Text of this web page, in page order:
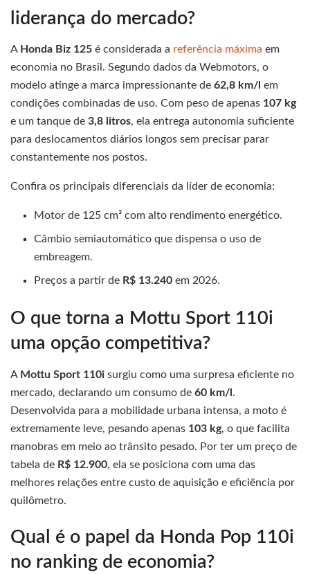
liderança do mercado?
A Honda Biz 125 é considerada a referência máxima em
economia no Brasil. Segundo dados da Webmotors, o
modelo atinge a marca impressionante de 62,8 km/l em
condições combinadas de uso. Com peso de apenas 107 kg
e um tanque de 3,8 litros, ela entrega autonomia suficiente
para deslocamentos diários longos sem precisar parar
constantemente nos postos.
Confira os principais diferenciais da líder de economia:
Motor de 125 cm³ com alto rendimento energético.
Câmbio semiautomático que dispensa o uso de
embreagem.
Preços a partir de R$ 13.240 em 2026.
O que torna a Mottu Sport 110i
uma opção competitiva?
A Mottu Sport 110i surgiu como uma surpresa eficiente no
mercado, declarando um consumo de 60 km/l .
Desenvolvida para a mobilidade urbana intensa, a moto é
extremamente leve, pesando apenas 103 kg, o que facilita
manobras em meio ao trânsito pesado. Por ter um preço de
tabela de R$ 12.900, ela se posiciona com uma das
melhores relações entre custo de aquisição e eficiência por
quilômetro.
Qual é o papel da Honda Pop 110i
no ranking de economia?